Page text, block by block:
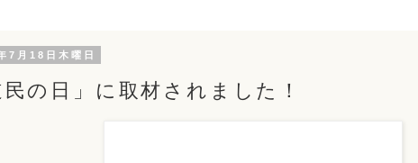
7月18日木曜日
民の日」に取材されました！